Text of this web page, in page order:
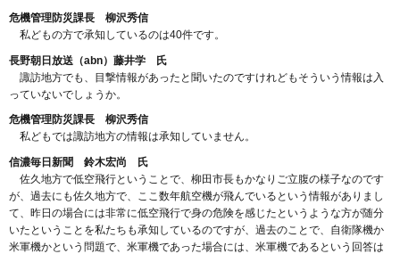
危機管理防災課長 柳沢秀信
私どもの方で承知しているのは40件です。
長野朝日放送（abn）藤井学 氏
諏訪地方でも、目撃情報があったと聞いたのですけれどもそういう情報は入
っていないでしょうか。
危機管理防災課長 柳沢秀信
私どもでは諏訪地方の情報は承知していません。
信濃毎日新聞 鈴木宏尚 氏
佐久地方で低空飛行ということで、柳田市長もかなりご立腹の様子なのです
が、過去にも佐久地方で、ここ数年航空機が飛んでいるという情報がありまし
て、昨日の場合には非常に低空飛行で身の危険を感じたというような方が随分
いたということを私たちも承知しているのですが、過去のことで、自衛隊機か
米軍機かという問題で、米軍機であった場合には、米軍機であるという回答は